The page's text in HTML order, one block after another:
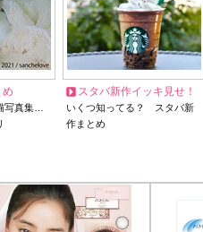
め
写真集…
スタバ新作イッキ見せ！
いくつ知ってる？ スタバ新
作まとめ